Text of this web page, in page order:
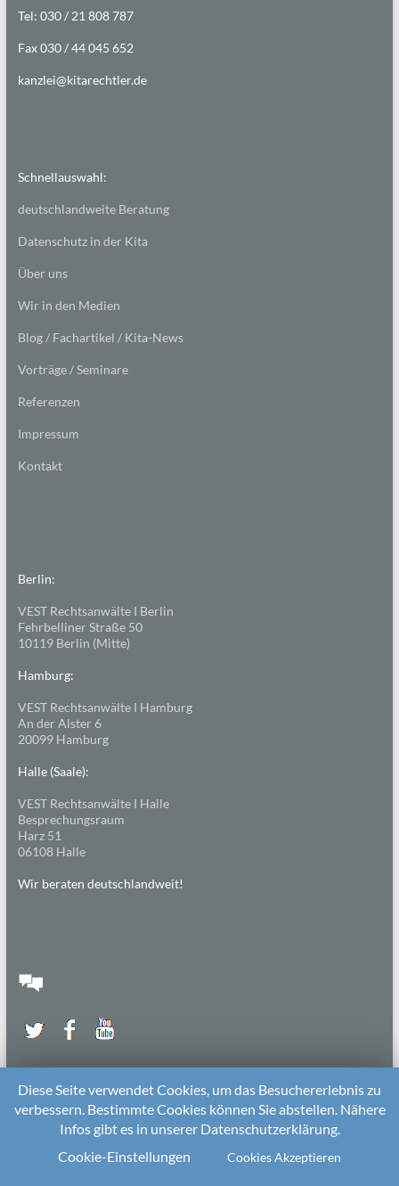
Tel: 030 / 21 808 787
Fax 030 / 44 045 652
kanzlei@kitarechtler.de
Schnellauswahl:
deutschlandweite Beratung
Datenschutz in der Kita
Über uns
Wir in den Medien
Blog / Fachartikel / Kita-News
Vorträge / Seminare
Referenzen
Impressum
Kontakt
Berlin:
VEST Rechtsanwälte I Berlin
Fehrbelliner Straße 50
10119 Berlin (Mitte)
Hamburg:
VEST Rechtsanwälte I Hamburg
An der Alster 6
20099 Hamburg
Halle (Saale):
VEST Rechtsanwälte I Halle
Besprechungsraum
Harz 51
06108 Halle
Wir beraten deutschlandweit!
2026 beiDie KitarechtlerUnterstützt von:WordPress. Theme: Spacious von
ThemeGrill
Diese Seite verwendet Cookies, um das Besuchererlebnis zu
verbessern. Bestimmte Cookies können Sie abstellen. Nähere
Infos gibt es in unserer Datenschutzerklärung.
Cookie-Einstellungen
Cookies Akzeptieren